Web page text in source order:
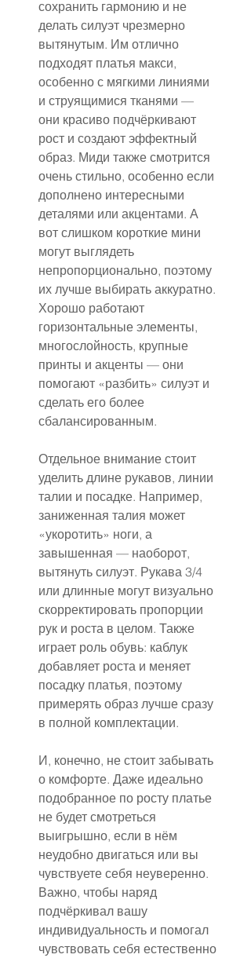
сохранить гармонию и не
делать силуэт чрезмерно
вытянутым. Им отлично
подходят платья макси,
особенно с мягкими линиями
и струящимися тканями —
они красиво подчёркивают
рост и создают эффектный
образ. Миди также смотрится
очень стильно, особенно если
дополнено интересными
деталями или акцентами. А
вот слишком короткие мини
могут выглядеть
непропорционально, поэтому
их лучше выбирать аккуратно.
Хорошо работают
горизонтальные элементы,
многослойность, крупные
принты и акценты — они
помогают «разбить» силуэт и
сделать его более
сбалансированным.
Отдельное внимание стоит
уделить длине рукавов, линии
талии и посадке. Например,
заниженная талия может
«укоротить» ноги, а
завышенная — наоборот,
вытянуть силуэт. Рукава 3/4
или длинные могут визуально
скорректировать пропорции
рук и роста в целом. Также
играет роль обувь: каблук
добавляет роста и меняет
посадку платья, поэтому
примерять образ лучше сразу
в полной комплектации.
И, конечно, не стоит забывать
о комфорте. Даже идеально
подобранное по росту платье
не будет смотреться
выигрышно, если в нём
неудобно двигаться или вы
чувствуете себя неуверенно.
Важно, чтобы наряд
подчёркивал вашу
индивидуальность и помогал
чувствовать себя естественно